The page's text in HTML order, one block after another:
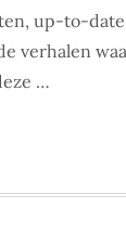
up-to-
verhalen
…